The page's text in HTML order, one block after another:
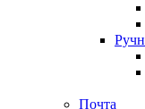
Почта